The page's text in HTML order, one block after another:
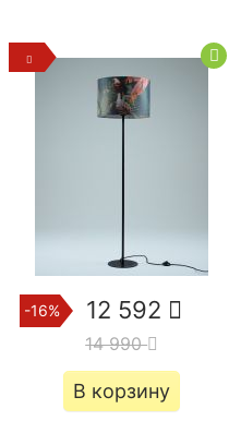
-16% 12 592
14 990
В корзину